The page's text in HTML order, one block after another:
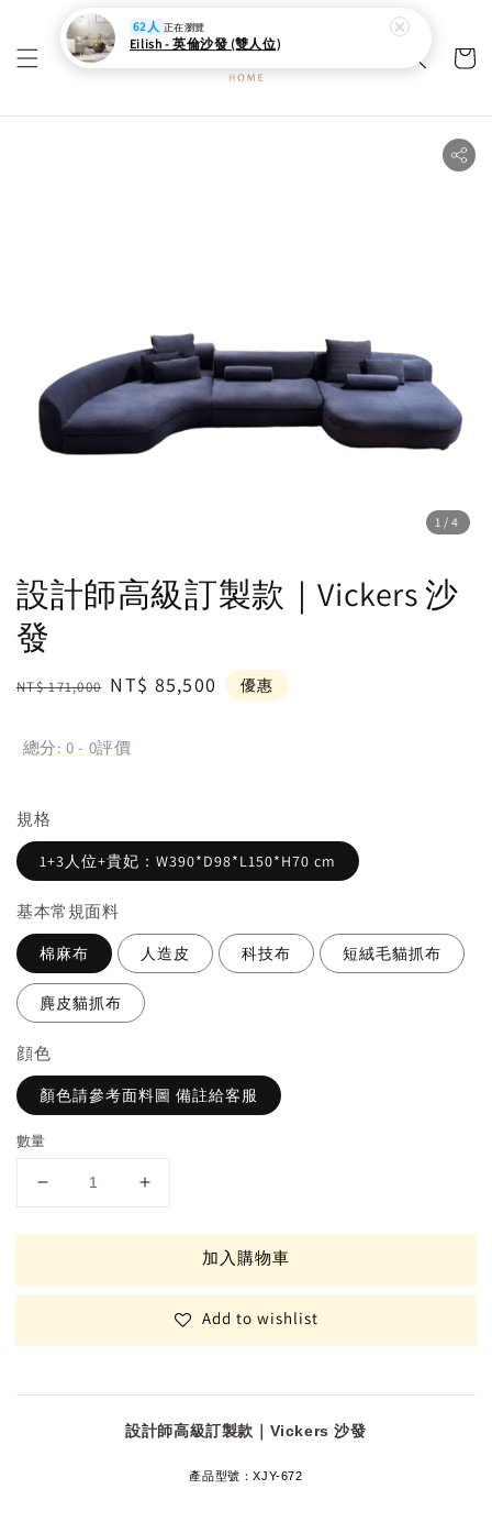
1 /4
設計師高級訂製款｜Vickers 沙
發
Regular
NT$ 171,000 Sale
NT$ 85,500 優惠
總分:0 - 0評價
規格
​1+3人位+貴妃：W390*D98*L150*H70 cm
基本常規面料
棉麻布 人造皮 科技布 短絨毛貓抓布
麂皮貓抓布
顔色
顏色請參考面料圖 備註給客服
數量
加入購物車
Add to wishlist
設計師高級訂製款｜Vickers 沙發
產品型號：XJY-672